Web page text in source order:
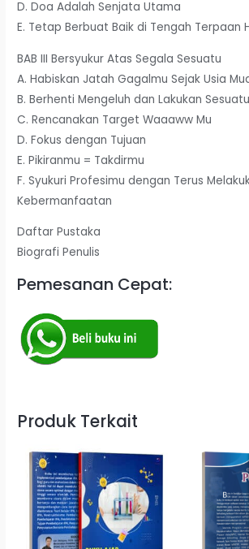
D. Doa Adalah Senjata Utama
E. Tetap Berbuat Baik di Tengah Terpaan
BAB III Bersyukur Atas Segala Sesuatu
A. Habiskan Jatah Gagalmu Sejak Usia
B. Berhenti Mengeluh dan Lakukan Sesuatu
C. Rencanakan Target Waaaww Mu
D. Fokus dengan Tujuan
E. Pikiranmu = Takdirmu
F. Syukuri Profesimu dengan Terus
Kebermanfaatan
Daftar Pustaka
Biografi Penulis
Pemesanan Cepat:
Produk Terkait